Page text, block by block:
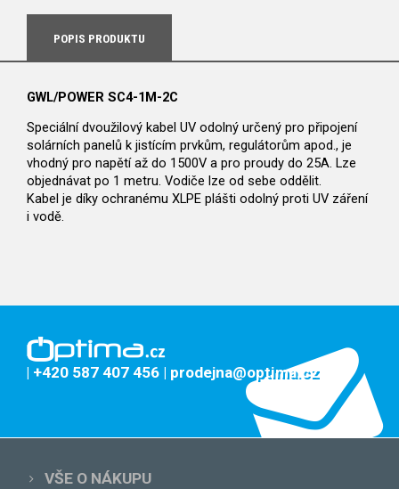
POPIS PRODUKTU
GWL/POWER SC4-1M-2C
Speciální dvoužilový kabel UV odolný určený pro připojení
solárních panelů k jistícím prvkům, regulátorům apod., je
vhodný pro napětí až do 1500V a pro proudy do 25A. Lze
objednávat po 1 metru. Vodiče lze od sebe oddělit.
Kabel je díky ochranému XLPE plášti odolný proti UV záření
i vodě.
| +420 587 407 456 | prodejna@optima.cz
VŠE O NÁKUPU